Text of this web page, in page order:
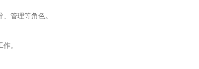
管理等角色。
。